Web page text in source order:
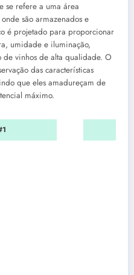
se refere a uma área
são armazenados e
é projetado para proporcionar
umidade e iluminação,
de vinhos de alta qualidade. O
das características
que eles amadureçam de
máximo.